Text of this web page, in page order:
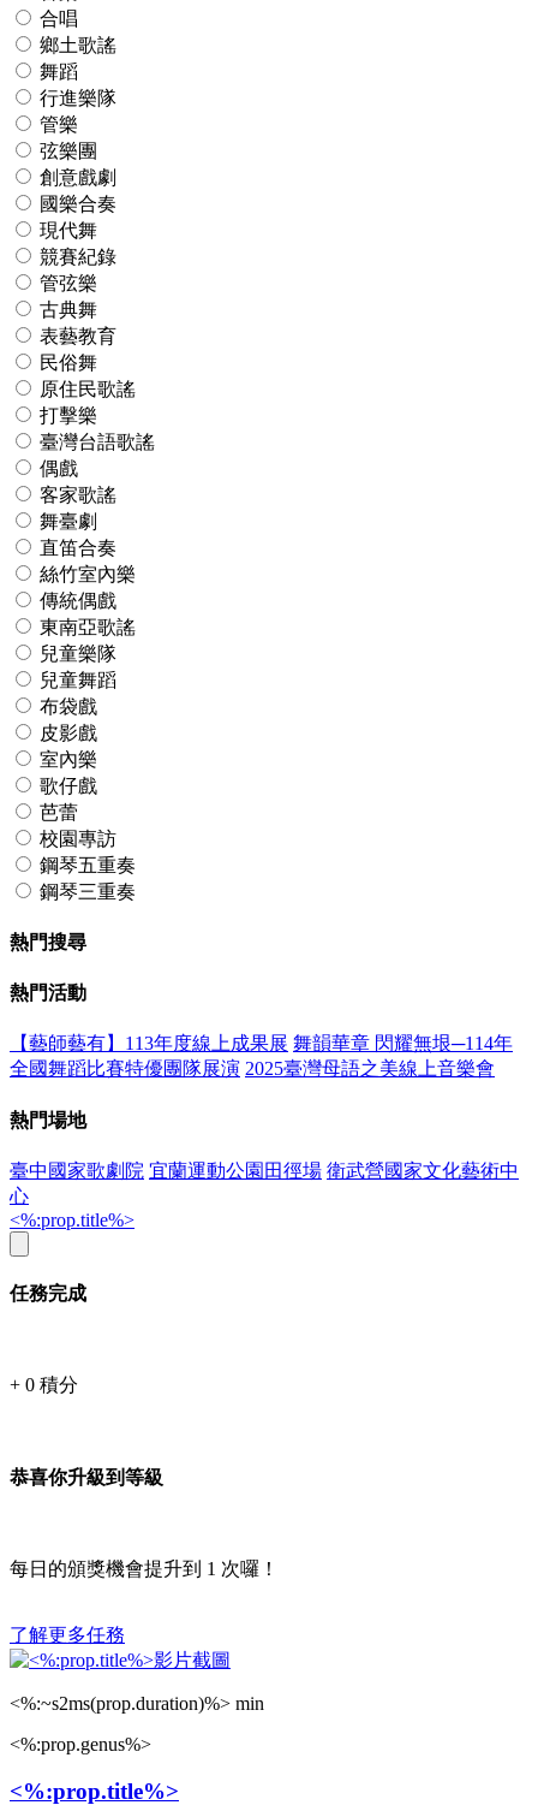
合唱
鄉土歌謠
舞蹈
行進樂隊
管樂
弦樂團
創意戲劇
國樂合奏
現代舞
競賽紀錄
管弦樂
古典舞
表藝教育
民俗舞
原住民歌謠
打擊樂
臺灣台語歌謠
偶戲
客家歌謠
舞臺劇
直笛合奏
絲竹室內樂
傳統偶戲
東南亞歌謠
兒童樂隊
兒童舞蹈
布袋戲
皮影戲
室內樂
歌仔戲
芭蕾
校園專訪
鋼琴五重奏
鋼琴三重奏
熱門搜尋
熱門活動
【藝師藝有】113年度線上成果展 舞韻華章 閃耀無垠─114年
全國舞蹈比賽特優團隊展演 2025臺灣母語之美線上音樂會
熱門場地
臺中國家歌劇院 宜蘭運動公園田徑場 衛武營國家文化藝術中
心
<%:prop.title%>
任務完成
+ 0 積分
恭喜你升級到等級
每日的頒獎機會提升到 1 次囉！
了解更多任務
<%:~s2ms(prop.duration)%> min
<%:prop.genus%>
<%:prop.title%>